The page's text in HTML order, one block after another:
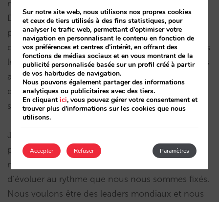
nous souhaitons en profiter », a déclaré Lucía
Dávila. Selon Patricia Camba, « il existe un grand
potentiel dans la collaboration B2B. Le défi
consiste à trouver les entreprises complémentaires
les plus intéressantes avec lesquelles conclure des
accords stratégiques qui nous aideront à nous
développer mutuellement et à faire progresser le
secteur. »
Javier Delgado, de son coté, affirme qu’avec « un
produit comme celui que nous avons et
notre formidable équipe, nous serons capable
d’évoluer au rythme que nous nous sommes fixés.
Nous voulons être des leaders mondiaux et nous
Sur notre site web, nous utilisons nos propres cookies
et ceux de tiers utilisés à des fins statistiques, pour
analyser le trafic web, permettant d'optimiser votre
navigation en personnalisant le contenu en fonction de
vos préférences et centres d'intérêt, en offrant des
fonctions de médias sociaux et en vous montrant de la
publicité personnalisée basée sur un profil créé à partir
de vos habitudes de navigation.
Nous pouvons également partager des informations
analytiques ou publicitaires avec des tiers.
En cliquantici, vous pouvez gérer votre consentement et
trouver plus d'informations sur les cookies que nous
utilisons.
Accepter Paramètres
Refuser